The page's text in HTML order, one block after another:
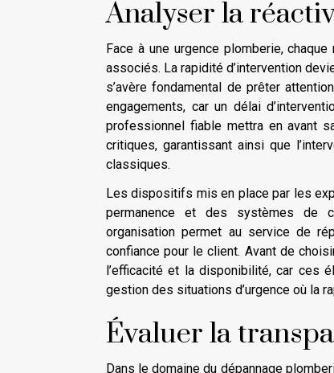
Analyser la
Face à une urgence plomberie,
associés. La rapidité d’intervention
s’avère fondamental de prêter
engagements, car un délai
professionnel fiable mettra en avant
critiques, garantissant ainsi que
classiques.
Les dispositifs mis en place par les
permanence et des systèmes de
organisation permet au service de
confiance pour le client. Avant de
l’efficacité et la disponibilité, car ces
gestion des situations d’urgence où la
Évaluer la
Dans le domaine du dépannage